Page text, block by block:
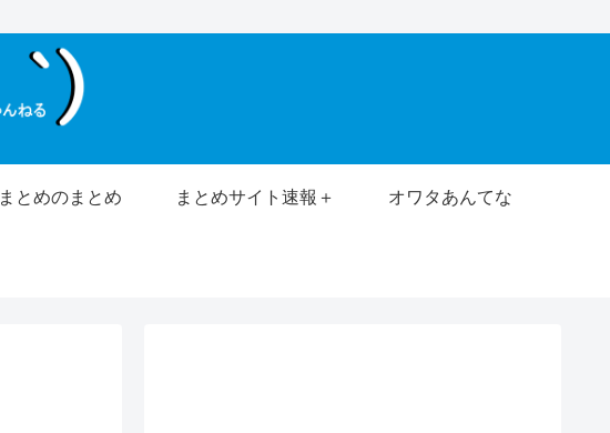
まとめのまとめ まとめサイト速報＋ オワタあんてな